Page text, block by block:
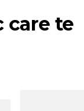
care te